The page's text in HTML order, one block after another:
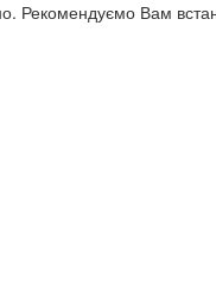
Рекомендуємо Вам